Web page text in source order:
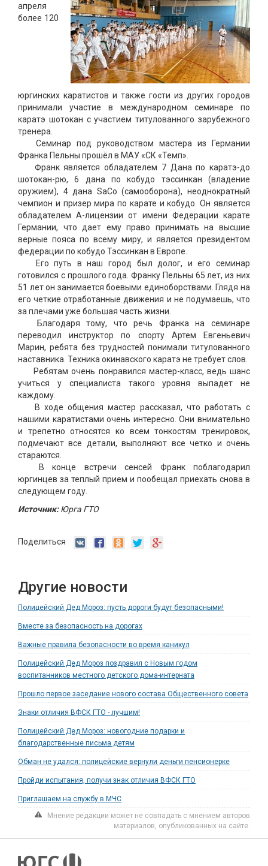
апреля
более 120
юргинских каратистов и также гости из других городов
принимали участие в международном семинаре по
каратэ шотокан с участием титулованного зарубежного
тренера.
Семинар под руководством мастера из Германии
Франка Пельны прошёл в МАУ «СК «Темп».
Франк является обладателем 7 Дана по каратэ-до
шотокан-рю, 6 дана по кобудо тэссинкан (владение
оружием), 4 дана SaCo (самооборона), неоднократный
чемпион и призер мира по карате и кобудо. Он является
обладателем А-лицензии от имени Федерации карате
Германии, что дает ему право принимать на высшие
верные пояса по всему миру, и является президентом
федерации по кобудо Тэссинкан в Европе.
Его путь в наш город был долог, и его семинар
готовился с прошлого года. Франку Пельны 65 лет, из них
51 лет он занимается боевыми единоборствами. Глядя на
его четкие отработанные движения и не подумаешь, что
за плечами уже большая часть жизни.
Благодаря тому, что речь Франка на семинаре
переводил инструктор по спорту Артем Евгеньевич
Марин, ребята без трудностей понимали титулованного
наставника. Техника окинавского каратэ не требует слов.
Ребятам очень понравился мастер-класс, ведь шанс
учиться у специалиста такого уровня выпадет не
каждому.
В ходе общения мастер рассказал, что работать с
нашими каратистами очень интересно. Они внимательно
и трепетно относятся ко всем тонкостям тренировок,
подмечают все детали, выполняют все четко и очень
стараются.
В конце встречи сенсей Франк поблагодарил
юргинцев за теплый прием и пообещал приехать снова в
следующем году.
Источник:Юрга ГТО
Поделиться
Другие новости
Полицейский Дед Мороз: пусть дороги будут безопасными!
Вместе за безопасность на дорогах
Важные правила безопасности во время каникул
Полицейский Дед Мороз поздравил с Новым годом
воспитанников местного детского дома-интерната
Прошло первое заседание нового состава Общественного совета
Знаки отличия ВФСК ГТО - лучшим!
Полицейский Дед Мороз: новогодние подарки и
благодарственные письма детям
Обман не удался: полицейские вернули деньги пенсионерке
Пройди испытания, получи знак отличия ВФСК ГТО
Приглашаем на службу в МЧС
Мнение редакции может не совпадать с мнением авторов
материалов, опубликованных на сайте.